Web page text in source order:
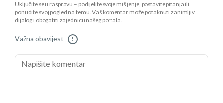
Uključite se u raspravu – podijelite svoje mišljenje, postavite pitanja ili
ponudite svoj pogled na temu. Vaš komentar može potaknuti zanimljiv
dijalog i obogatiti zajednicu našeg portala.
Važna obavijest !